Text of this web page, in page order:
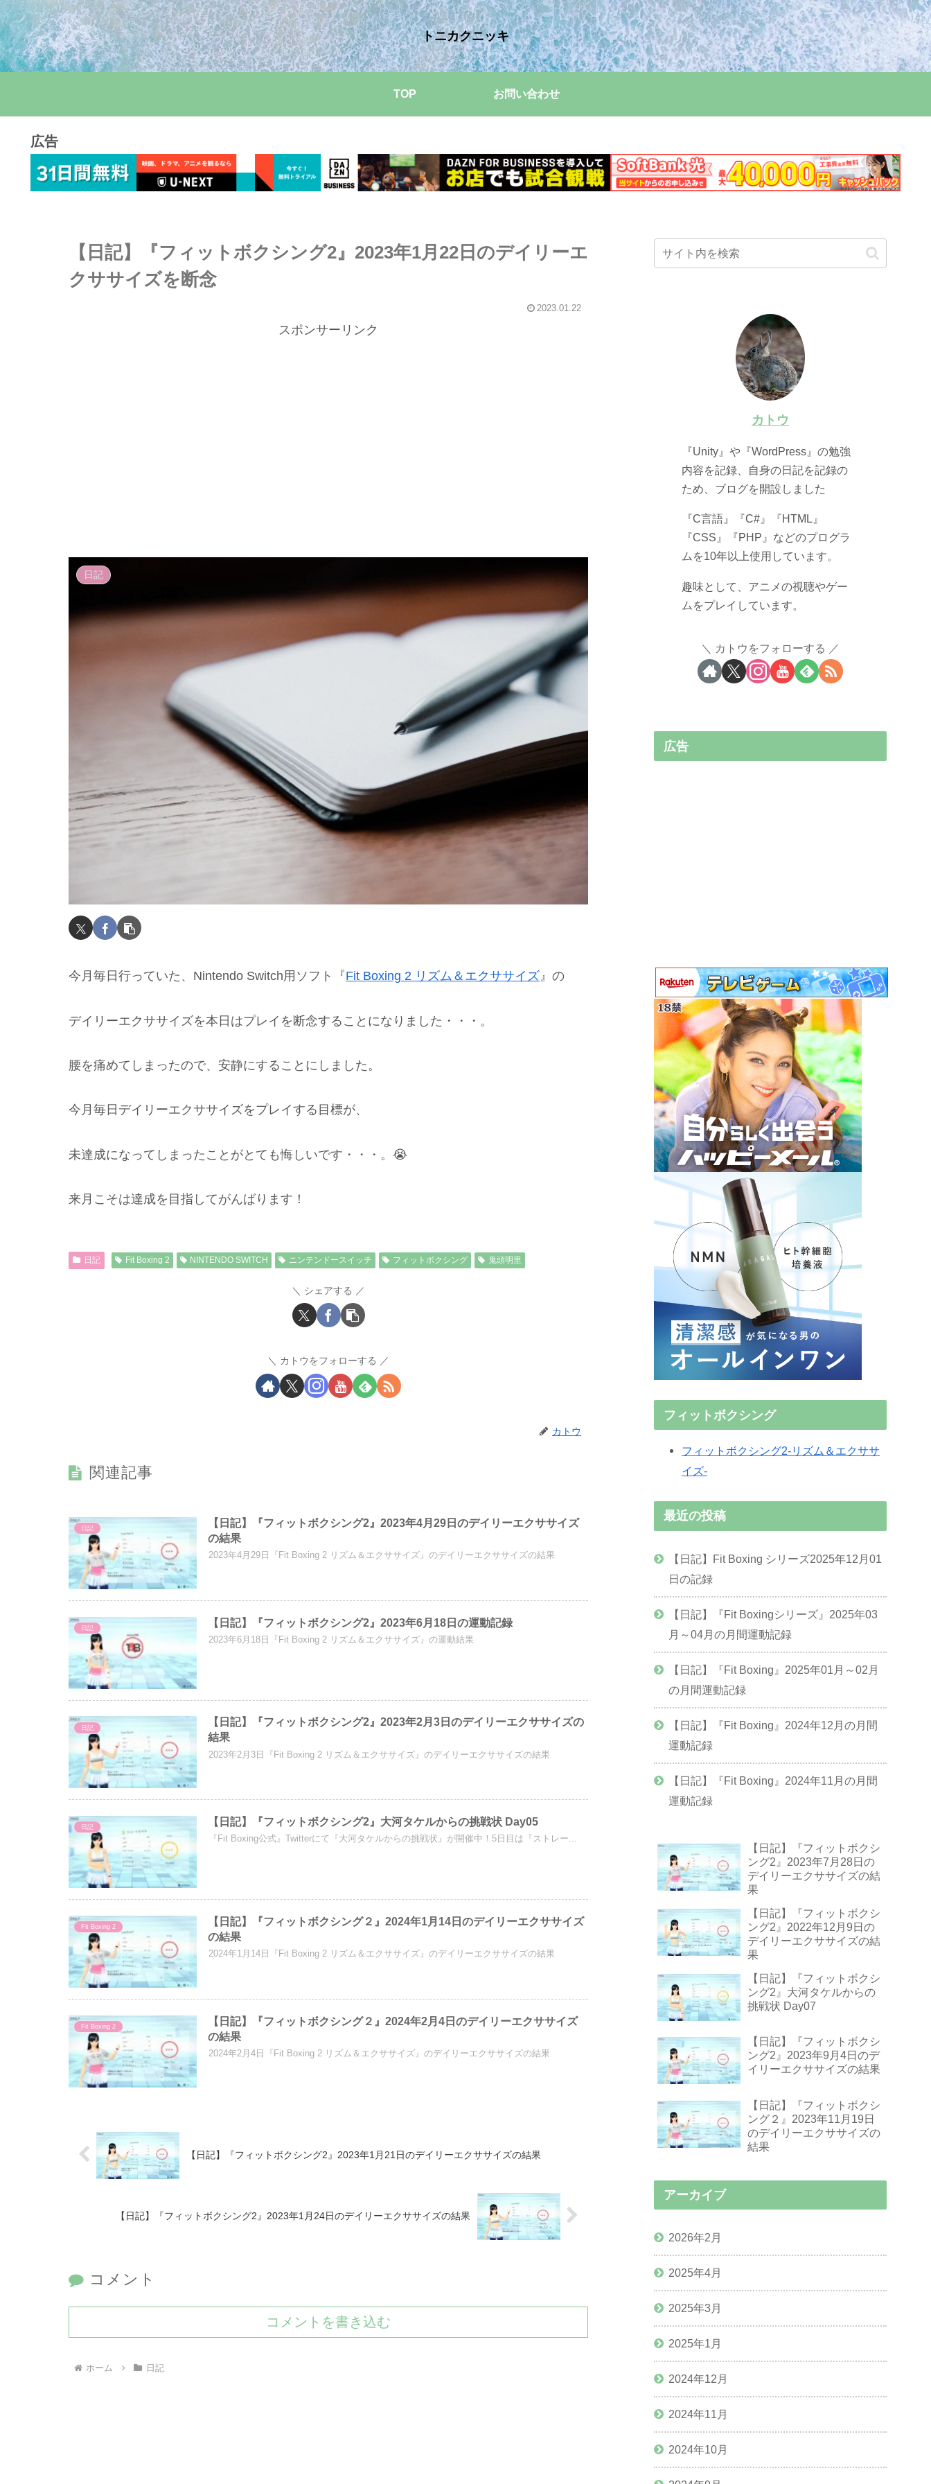
トニカクニッキ
TOP お問い合わせ
広告
【日記】『フィットボクシング2』2023年1月22日のデイリーエ
クササイズを断念
2023.01.22
スポンサーリンク
日記
今月毎日行っていた、Nintendo Switch用ソフト『Fit Boxing 2 リズム＆エクササイズ』の
デイリーエクササイズを本日はプレイを断念することになりました・・・。
腰を痛めてしまったので、安静にすることにしました。
今月毎日デイリーエクササイズをプレイする目標が、
未達成になってしまったことがとても悔しいです・・・。😭
来月こそは達成を目指してがんばります！
日記 Fit Boxing 2 NINTENDO SWITCH ニンテンドースイッチ フィットボクシング 鬼頭明里
シェアする
カトウをフォローする
カトウ
関連記事
日記
【日記】『フィットボクシング2』2023年4月29日のデイリーエクササイズ
の結果
2023年4月29日『Fit Boxing 2 リズム＆エクササイズ』のデイリーエクササイズの結果
日記 【日記】『フィットボクシング2』2023年6月18日の運動記録
2023年6月18日『Fit Boxing 2 リズム＆エクササイズ』の運動結果
日記
【日記】『フィットボクシング2』2023年2月3日のデイリーエクササイズの
結果
2023年2月3日『Fit Boxing 2 リズム＆エクササイズ』のデイリーエクササイズの結果
日記 【日記】『フィットボクシング2』大河タケルからの挑戦状 Day05
『Fit Boxing公式』Twitterにて『大河タケルからの挑戦状』が開催中！5日目は『ストレー...
Fit Boxing 2
【日記】『フィットボクシング２』2024年1月14日のデイリーエクササイズ
の結果
2024年1月14日『Fit Boxing 2 リズム＆エクササイズ』のデイリーエクササイズの結果
Fit Boxing 2
【日記】『フィットボクシング２』2024年2月4日のデイリーエクササイズ
の結果
2024年2月4日『Fit Boxing 2 リズム＆エクササイズ』のデイリーエクササイズの結果
【日記】『フィットボクシング2』2023年1月21日のデイリーエクササイズの結果
【日記】『フィットボクシング2』2023年1月24日のデイリーエクササイズの結果
コメント
コメントを書き込む
ホーム 日記
カトウ
『Unity』や『WordPress』の勉強
内容を記録、自身の日記を記録の
ため、ブログを開設しました
『C言語』『C#』『HTML』
『CSS』『PHP』などのプログラ
ムを10年以上使用しています。
趣味として、アニメの視聴やゲー
ムをプレイしています。
カトウをフォローする
広告
フィットボクシング
フィットボクシング2-リズム＆エクササ
イズ-
最近の投稿
【日記】Fit Boxing シリーズ2025年12月01
日の記録
【日記】『Fit Boxingシリーズ』2025年03
月～04月の月間運動記録
【日記】『Fit Boxing』2025年01月～02月
の月間運動記録
【日記】『Fit Boxing』2024年12月の月間
運動記録
【日記】『Fit Boxing』2024年11月の月間
運動記録
【日記】『フィットボクシ
ング2』2023年7月28日の
デイリーエクササイズの結
果
【日記】『フィットボクシ
ング2』2022年12月9日の
デイリーエクササイズの結
果
【日記】『フィットボクシ
ング2』大河タケルからの
挑戦状 Day07
【日記】『フィットボクシ
ング2』2023年9月4日のデ
イリーエクササイズの結果
【日記】『フィットボクシ
ング２』2023年11月19日
のデイリーエクササイズの
結果
アーカイブ
2026年2月
2025年4月
2025年3月
2025年1月
2024年12月
2024年11月
2024年10月